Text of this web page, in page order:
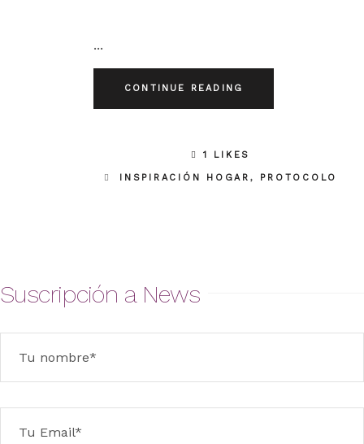
CONTINUE READING
1 LIKES
INSPIRACIÓN HOGAR , PROTOCOLO
Suscripción a News